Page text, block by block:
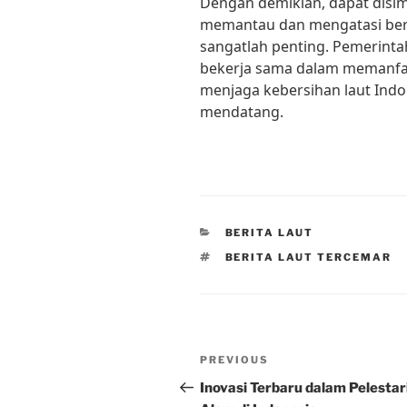
memantau dan mengatasi
sangatlah penting.
bekerja sama dalam
menjaga kebersihan laut
mendatang.
CATEGORIES
BERITA LAUT
TAGS
BERITA LAUT TERCEMAR
Post
navigation
Previous
Post
PREVIOUS
Inovasi Terbaru dalam